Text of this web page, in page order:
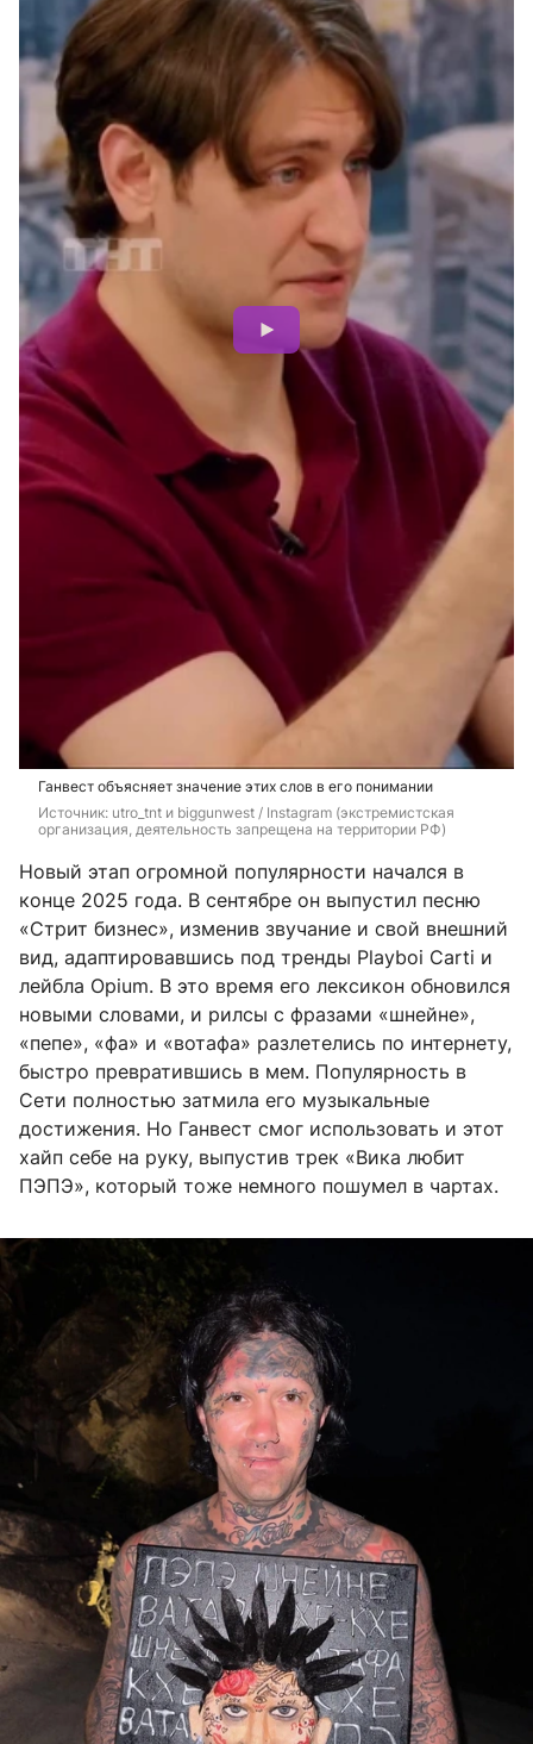
Ганвест объясняет значение этих слов в его понимании
Источник: utro_tnt и biggunwest / Instagram (экстремистская
организация, деятельность запрещена на территории РФ)
Новый этап огромной популярности начался в
конце 2025 года. В сентябре он выпустил песню
«Стрит бизнес», изменив звучание и свой внешний
вид, адаптировавшись под тренды Playboi Carti и
лейбла Opium. В это время его лексикон обновился
новыми словами, и рилсы с фразами «шнейне»,
«пепе», «фа» и «вотафа» разлетелись по интернету,
быстро превратившись в мем. Популярность в
Сети полностью затмила его музыкальные
достижения. Но Ганвест смог использовать и этот
хайп себе на руку, выпустив трек «Вика любит
ПЭПЭ», который тоже немного пошумел в чартах.